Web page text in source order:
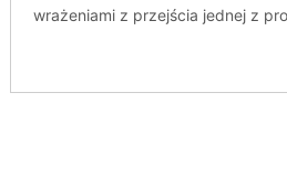
wrażeniami z przejścia jednej z